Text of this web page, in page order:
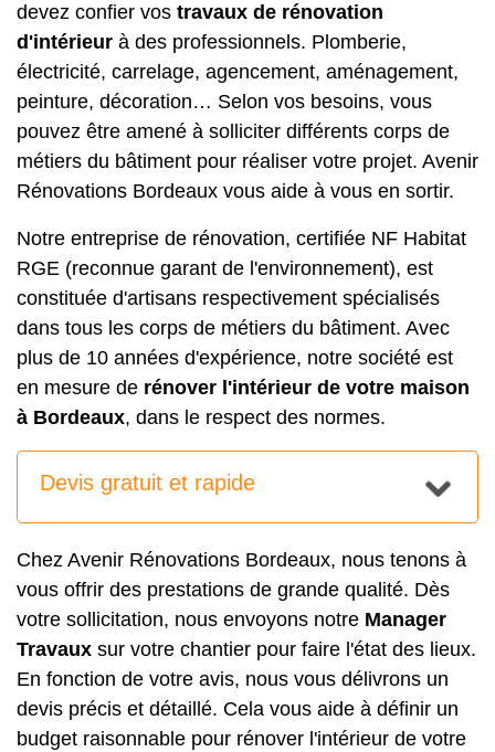
devez confier vos travaux de rénovation
d'intérieur à des professionnels. Plomberie,
électricité, carrelage, agencement, aménagement,
peinture, décoration… Selon vos besoins, vous
pouvez être amené à solliciter différents corps de
métiers du bâtiment pour réaliser votre projet. Avenir
Rénovations Bordeaux vous aide à vous en sortir.
Notre entreprise de rénovation, certifiée NF Habitat
RGE (reconnue garant de l'environnement), est
constituée d'artisans respectivement spécialisés
dans tous les corps de métiers du bâtiment. Avec
plus de 10 années d'expérience, notre société est
en mesure de rénover l'intérieur de votre maison
à Bordeaux, dans le respect des normes.
Devis gratuit et rapide
Chez Avenir Rénovations Bordeaux, nous tenons à
vous offrir des prestations de grande qualité. Dès
votre sollicitation, nous envoyons notre Manager
Travaux sur votre chantier pour faire l'état des lieux.
En fonction de votre avis, nous vous délivrons un
devis précis et détaillé. Cela vous aide à définir un
budget raisonnable pour rénover l'intérieur de votre